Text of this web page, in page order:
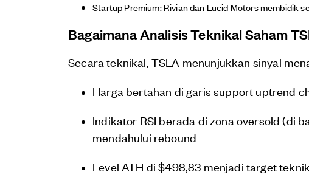
Startup Premium: Rivian dan Lucid Motors membidik
Bagaimana Analisis Teknikal Saham
Secara teknikal, TSLA menunjukkan sinyal
Harga bertahan di garis support uptrend
Indikator RSI berada di zona oversold (di
mendahului rebound
Level ATH di $498,83 menjadi target